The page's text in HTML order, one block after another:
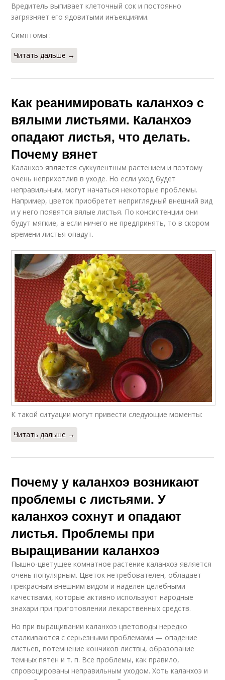
Вредитель выпивает клеточный сок и постоянно
загрязняет его ядовитыми инъекциями.
Симптомы :
Читать дальше →
Как реанимировать каланхоэ с
вялыми листьями. Каланхоэ
опадают листья, что делать.
Почему вянет
Каланхоэ является суккулентным растением и поэтому
очень неприхотлив в уходе. Но если уход будет
неправильным, могут начаться некоторые проблемы.
Например, цветок приобретет неприглядный внешний вид
и у него появятся вялые листья. По консистенции они
будут мягкие, а если ничего не предпринять, то в скором
времени листья опадут.
К такой ситуации могут привести следующие моменты:
Читать дальше →
Почему у каланхоэ возникают
проблемы с листьями. У
каланхоэ сохнут и опадают
листья. Проблемы при
выращивании каланхоэ
Пышно-цветущее комнатное растение каланхоэ является
очень популярным. Цветок нетребователен, обладает
прекрасным внешним видом и наделен целебными
качествами, которые активно используют народные
знахари при приготовлении лекарственных средств.
Но при выращивании каланхоэ цветоводы нередко
сталкиваются с серьезными проблемами — опадение
листьев, потемнение кончиков листвы, образование
темных пятен и т. п. Все проблемы, как правило,
спровоцированы неправильным уходом. Хоть каланхоэ и